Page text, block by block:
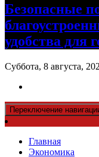
Безопасные
удобства для
Суббота, 8 августа,
Переключение
Главная
Экономика